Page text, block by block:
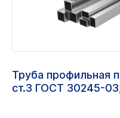
Труба профильная
ст.3 ГОСТ 30245-